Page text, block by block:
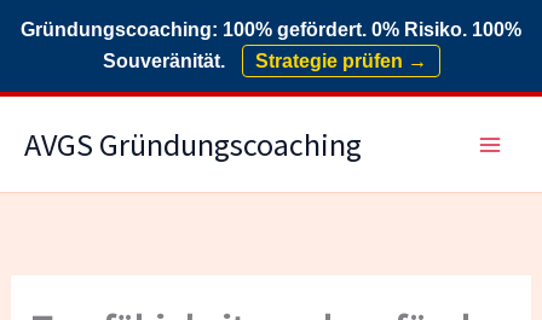
Gründungscoaching: 100% gefördert. 0% Risiko. 100%
Souveränität.
Strategie prüfen →
InhaltAVGS Gründungscoaching